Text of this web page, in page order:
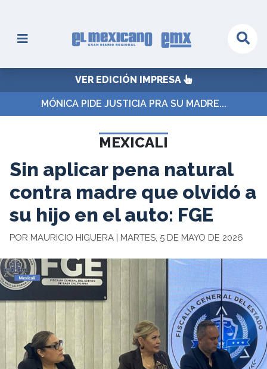
VER EDICIÓN IMPRESA
MÓNICA PIDE JUSTICIA PRA SU MADRE...
MEXICALI
Sin aplicar pena natural
contra madre que olvidó a
su hijo en el auto: FGE
POR MAURICIO HIGUERA | MARTES, 5 DE MAYO DE 2026